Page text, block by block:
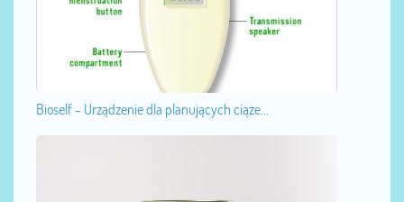
Bioself - Urządzenie dla planujących ciąże...